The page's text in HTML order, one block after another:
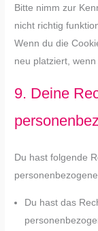
Bitte nimm zur
nicht richtig
Wenn du die
neu platziert,
9. Deine
Du hast folgende
Du hast das